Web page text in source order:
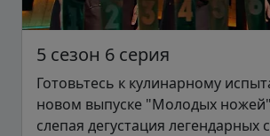
5 сезон 6 серия
Готовьтесь к кулинарному
новом выпуске "Молодых
слепая дегустация легендарных